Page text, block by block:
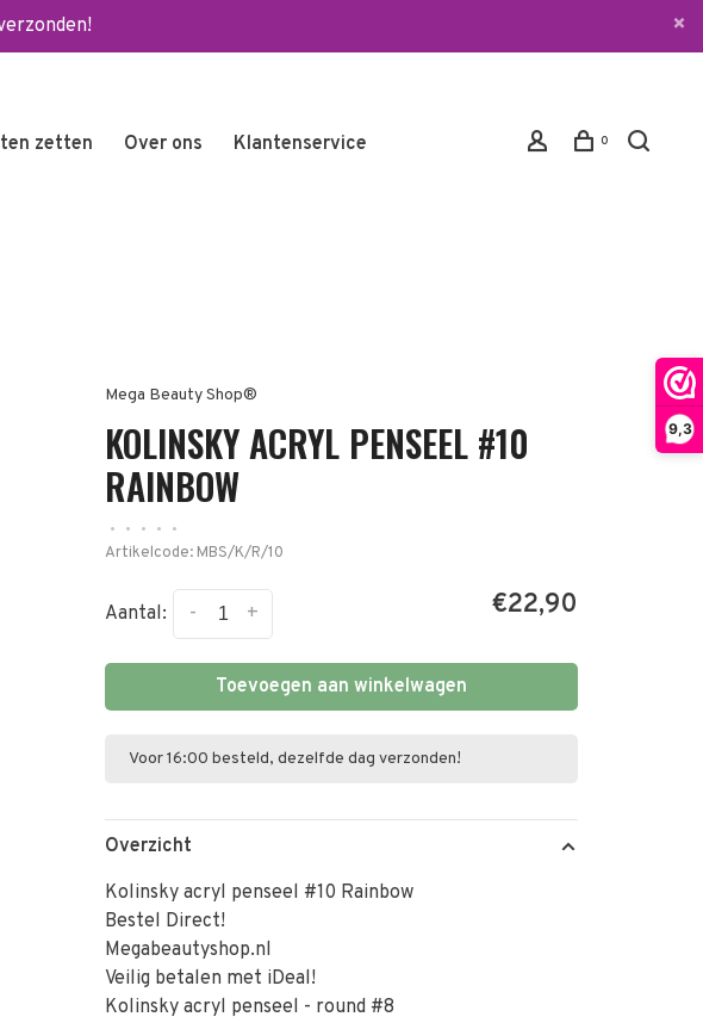
9,3
zetten Over ons Klantenservice 0
Mega Beauty Shop®
KOLINSKY ACRYL PENSEEL #10
RAINBOW
• • • •
•
Artikelcode: MBS/K/R/10
Aantal: +
- €22,90
Toevoegen aan winkelwagen
Voor 16:00 besteld, dezelfde dag verzonden!
Overzicht
Kolinsky acryl penseel #10 Rainbow
Bestel Direct!
Megabeautyshop.nl
Veilig betalen met iDeal!
Kolinsky acryl penseel - round #8